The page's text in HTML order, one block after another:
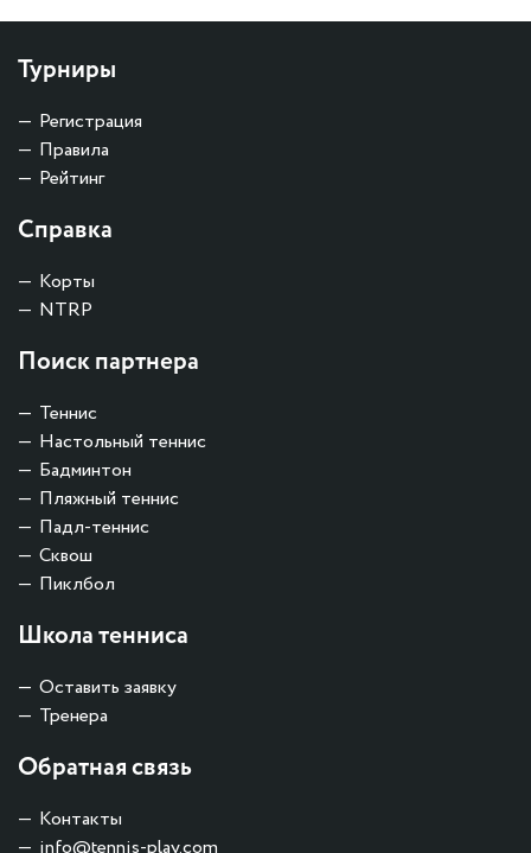
Турниры
Регистрация
Правила
Рейтинг
Справка
Корты
NTRP
Поиск партнера
Теннис
Настольный теннис
Бадминтон
Пляжный теннис
Падл-теннис
Сквош
Пиклбол
Школа тенниса
Оставить заявку
Тренера
Обратная связь
Контакты